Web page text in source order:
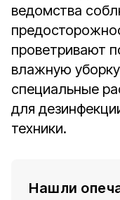
ведомства
проветривают
влажную
специальные
для
техники.
Нашли